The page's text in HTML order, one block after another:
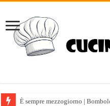
È sempre mezzogiorno |